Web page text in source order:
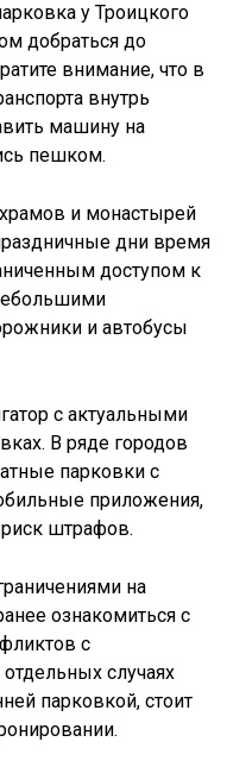
у Троицкого
добраться до
внимание, что в
внутрь
машину на
пешком.
и монастырей
дни время
доступом к
и автобусы
с актуальными
В ряде городов
парковки с
приложения,
риск штрафов.
на
ознакомиться с
с
случаях
парковкой, стоит